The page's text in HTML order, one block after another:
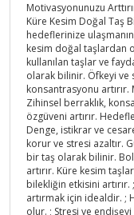
Motivasyonunuzu
Küre Kesim Doğal Taş
hedeflerinize
kesim doğal taşlardan
kullanılan taşlar ve
olarak bilinir. Öfkeyi ve
konsantrasyonu
Zihinsel berraklık,
özgüveni artırır.
Denge, istikrar ve
korur ve stresi azaltır.
bir taş olarak bilinir.
artırır. Küre kesim
bilekliğin etkisini artırır.
artırmak için idealdir. ;
olur. ; Stresi ve